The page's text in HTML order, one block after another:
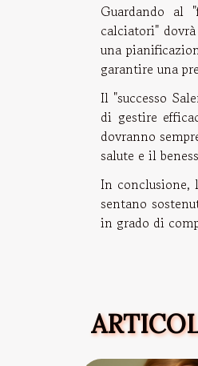
Guardando al
calciatori"
una
garantire una
Il "successo
di gestire
dovranno
salute e il
In conclusione,
sentano
in grado di